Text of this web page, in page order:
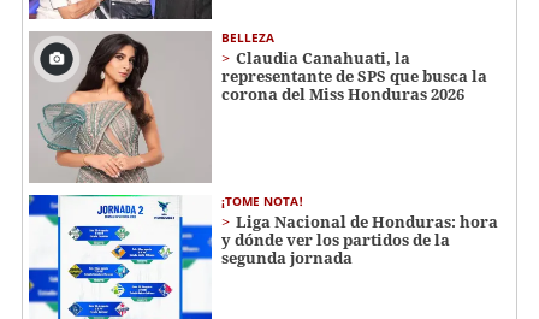
BELLEZA
Claudia Canahuati, la
representante de SPS que busca la
corona del Miss Honduras 2026
¡TOME NOTA!
Liga Nacional de Honduras: hora
y dónde ver los partidos de la
segunda jornada